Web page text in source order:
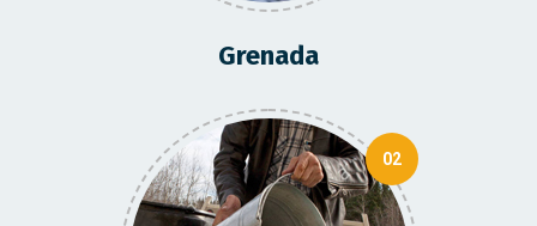
Grenada
02